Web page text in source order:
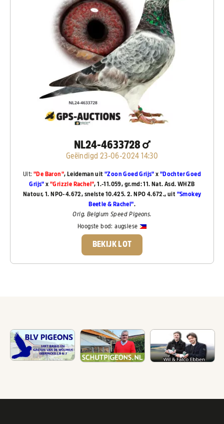
NL24-4633728
Geëindigd 23-06-2024 14:30
Uit: "De Baron", Leideman uit "Zoon Goed Grijs" x "Dochter Goed
Grijs" x "Grizzle Rachel", 1.-11.059, gr.md: 11. Nat. Asd. WHZB
Natour, 1. NPO-4.672, snelste 10.425. 2. NPO 4.672., uit "Smokey
Beetle & Rachel".
Orig. Belgium Speed Pigeons.
Hoogste bod:augsiese
BEKIJK LOT